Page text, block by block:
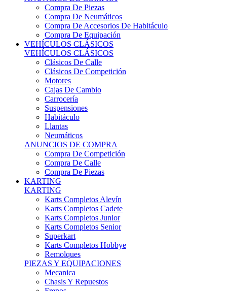
Compra De Neumáticos
Compra De Accesorios De Habitáculo
Compra De Equipación
VEHÍCULOS CLÁSICOS
VEHÍCULOS CLÁSICOS
Clásicos De Calle
Clásicos De Competición
Motores
Cajas De Cambio
Carrocería
Suspensiones
Habitáculo
Llantas
Neumáticos
ANUNCIOS DE COMPRA
Compra De Competición
Compra De Calle
Compra De Piezas
KARTING
KARTING
Karts Completos Alevín
Karts Completos Cadete
Karts Completos Junior
Karts Completos Senior
Superkart
Karts Completos Hobbye
Remolques
PIEZAS Y EQUIPACIONES
Mecanica
Chasis Y Repuestos
Frenos
Llantas